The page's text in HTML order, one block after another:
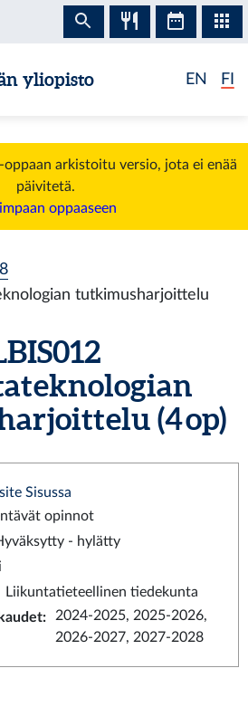
yliopisto EN FI
arkistoitu versio, jota ei enää
päivitetä.
oppaaseen
tutkimusharjoittelu
(4 op)
Sisussa
opinnot
- hylätty
Liikuntatieteellinen tiedekunta
:
2024-2025, 2025-2026,
2026-2027, 2027-2028